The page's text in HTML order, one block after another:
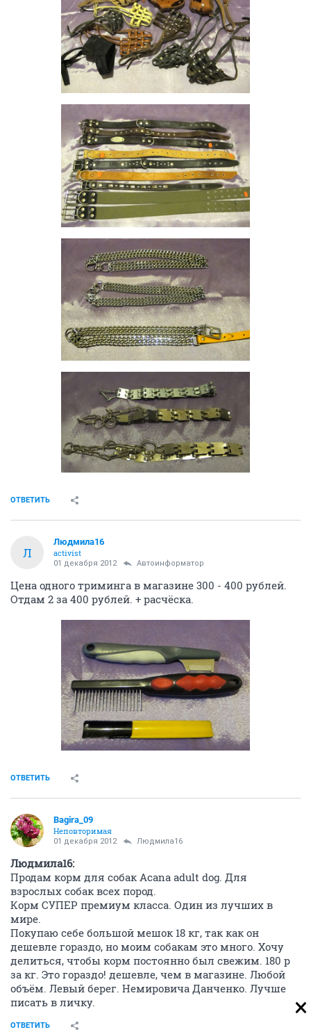
ОТВЕТИТЬ
Л
Людмила16
activist
01 декабря 2012 Автоинформатор
Цена одного триминга в магазине 300 - 400 рублей.
Отдам 2 за 400 рублей. + расчёска.
ОТВЕТИТЬ
Bagira_09
Неповторимая
01 декабря 2012 Людмила16
Людмила16:
Продам корм для собак Acana adult dog. Для
взрослых собак всех пород.
Корм СУПЕР премиум класса. Один из лучших в
мире.
Покупаю себе большой мешок 18 кг, так как он
дешевле гораздо, но моим собакам это много. Хочу
делиться, чтобы корм постоянно был свежим. 180 р
за кг. Это гораздо! дешевле, чем в магазине. Любой
объём. Левый берег. Немировича Данченко. Лучше
писать в личку.
ОТВЕТИТЬ